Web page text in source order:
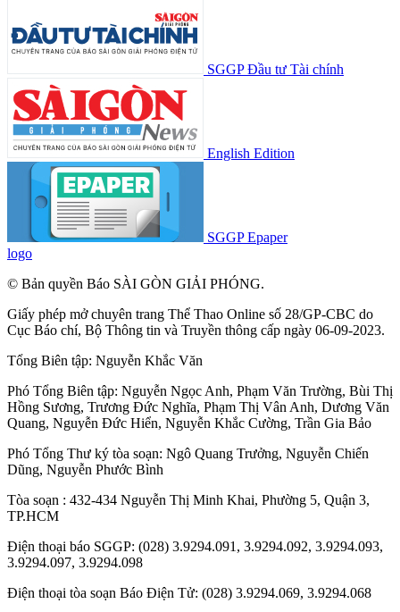
SGGP Đầu tư Tài chính
English Edition
SGGP Epaper
logo
© Bản quyền Báo SÀI GÒN GIẢI PHÓNG.
Giấy phép mở chuyên trang Thể Thao Online số 28/GP-CBC do
Cục Báo chí, Bộ Thông tin và Truyền thông cấp ngày 06-09-2023.
Tổng Biên tập: Nguyễn Khắc Văn
Phó Tổng Biên tập: Nguyễn Ngọc Anh, Phạm Văn Trường, Bùi Thị
Hồng Sương, Trương Đức Nghĩa, Phạm Thị Vân Anh, Dương Văn
Quang, Nguyễn Đức Hiển, Nguyễn Khắc Cường, Trần Gia Bảo
Phó Tổng Thư ký tòa soạn: Ngô Quang Trưởng, Nguyễn Chiến
Dũng, Nguyễn Phước Bình
Tòa soạn : 432-434 Nguyễn Thị Minh Khai, Phường 5, Quận 3,
TP.HCM
Điện thoại báo SGGP: (028) 3.9294.091, 3.9294.092, 3.9294.093,
3.9294.097, 3.9294.098
Điện thoại tòa soạn Báo Điện Tử: (028) 3.9294.069, 3.9294.068